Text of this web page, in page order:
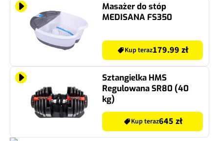
Masażer do stóp
MEDISANA FS350
Kup teraz179.99 zł
Sztangielka HMS
Regulowana SR80 (40
kg)
Kup teraz645 zł